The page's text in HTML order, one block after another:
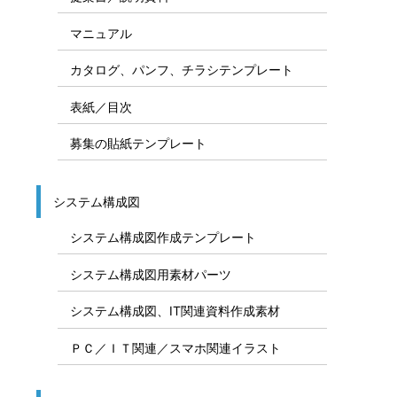
マニュアル
カタログ、パンフ、チラシテンプレート
表紙／目次
募集の貼紙テンプレート
システム構成図
システム構成図作成テンプレート
システム構成図用素材パーツ
システム構成図、IT関連資料作成素材
ＰＣ／ＩＴ関連／スマホ関連イラスト